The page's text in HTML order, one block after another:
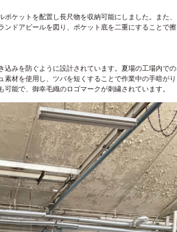
ポケットを配置し長尺物を収納可能にしました。また、
ンドアピールを図り、ポケット底を二重にすることで擦
込みを防ぐように設計されています。夏場の工場内での
材を使用し、ツバを短くすることで作業中の手暗がり
能で、御幸毛織のロゴマークが刺繍されています。